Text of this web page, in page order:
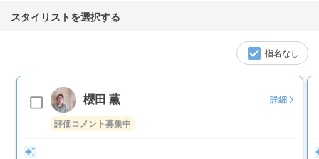
スタイリストを選択する
指名なし
櫻田 薫 詳細
評価コメント募集中